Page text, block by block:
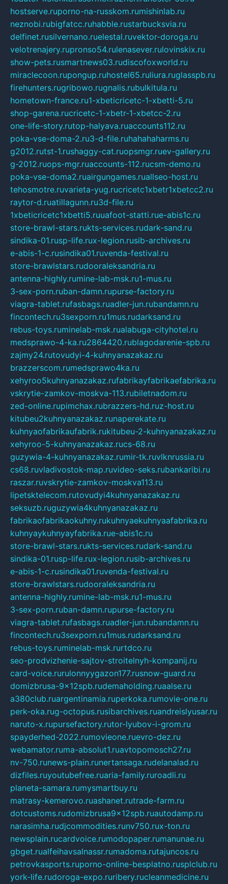
hostserve.ruporno-na-russkom.rumishinlab.ru
neznobi.rubigfatcc.ruhabble.rustarbucksvia.ru
delfinet.rusilvernano.ruelestal.ruvektor-doroga.ru
velotrenajery.rupronso54.rulenasever.rulovinskix.ru
show-pets.rusmartnews03.rudiscofoxworld.ru
miraclecoon.rupongup.ruhostel65.ruliura.ruglasspb.ru
firehunters.rugribowo.rugnalis.rubulkitula.ru
hometown-france.ru1-xbeticricetc-1-xbetti-5.ru
shop-garena.rucricetc-1-xbetr-1-xbetcc-2.ru
one-life-story.rutop-halyava.ruaccounts112.ru
poka-vse-doma-2.ru3-d-file.ruhahahaharms.ru
g2012.rutst-1.rushaggy-cat.ruopsmgr.ruev-gallery.ru
g-2012.ruops-mgr.ruaccounts-112.rucsm-demo.ru
poka-vse-doma2.ruairgungames.ruallseo-host.ru
tehosmotre.ruvarieta-yug.rucricetc1xbetr1xbetcc2.ru
raytor-d.ruatillagunn.ru3d-file.ru
1xbeticricetc1xbetti5.ruuafoot-statti.rue-abis1c.ru
store-brawl-stars.rukts-services.rudark-sand.ru
sindika-01.rusp-life.rux-legion.rusib-archives.ru
e-abis-1-c.rusindika01.ruvenda-festival.ru
store-brawlstars.rudooraleksandria.ru
antenna-highly.rumine-lab-msk.ru1-mus.ru
3-sex-porn.ruban-damn.rupurse-factory.ru
viagra-tablet.rufasbags.ruadler-jun.rubandamn.ru
fincontech.ru3sexporn.ru1mus.rudarksand.ru
rebus-toys.ruminelab-msk.rualabuga-cityhotel.ru
medsprawo-4-ka.ru2864420.rublagodarenie-spb.ru
zajmy24.rutovudyi-4-kuhnyanazakaz.ru
brazzerscom.rumedsprawo4ka.ru
xehyroo5kuhnyanazakaz.rufabrikayfabrikaefabrika.ru
vskrytie-zamkov-moskva-113.rubiletnadom.ru
zed-online.rupimchax.rubrazzers-hd.ruz-host.ru
kitubeu2kuhnyanazakaz.runaperekate.ru
kuhnyaofabrikaufabrik.rukitubeu-2-kuhnyanazakaz.ru
xehyroo-5-kuhnyanazakaz.rucs-68.ru
guzywia-4-kuhnyanazakaz.rumir-tk.ruvlknrussia.ru
cs68.ruvladivostok-map.ruvideo-seks.rubankaribi.ru
raszar.ruvskrytie-zamkov-moskva113.ru
lipetsktelecom.rutovudyi4kuhnyanazakaz.ru
seksuzb.ruguzywia4kuhnyanazakaz.ru
fabrikaofabrikaokuhny.rukuhnyaekuhnyaafabrika.ru
kuhnyaykuhnyayfabrika.rue-abis1c.ru
store-brawl-stars.rukts-services.rudark-sand.ru
sindika-01.rusp-life.rux-legion.rusib-archives.ru
e-abis-1-c.rusindika01.ruvenda-festival.ru
store-brawlstars.rudooraleksandria.ru
antenna-highly.rumine-lab-msk.ru1-mus.ru
3-sex-porn.ruban-damn.rupurse-factory.ru
viagra-tablet.rufasbags.ruadler-jun.rubandamn.ru
fincontech.ru3sexporn.ru1mus.rudarksand.ru
rebus-toys.ruminelab-msk.rurtdco.ru
seo-prodvizhenie-sajtov-stroitelnyh-kompanij.ru
card-voice.rurulonnyygazon177.rusnow-guard.ru
domizbrusa-9x12spb.rudemaholding.ruaalse.ru
a380club.ruargentinamia.ruperkoka.rumovie-one.ru
perk-oka.rug-octopus.rusibarchives.ruandreislyusar.ru
naruto-x.rupursefactory.rutor-lyubov-i-grom.ru
spayderhed-2022.rumovieone.ruevro-dez.ru
webamator.ruma-absolut1.ruavtopomosch27.ru
nv-750.runews-plain.runertansaga.rudelanalad.ru
dizfiles.ruyoutubefree.ruaria-family.ruroadli.ru
planeta-samara.rumysmartbuy.ru
matrasy-kemerovo.ruashanet.rutrade-farm.ru
dotcustoms.rudomizbrusa9x12spb.ruautodamp.ru
narasimha.rudjcommodities.runv750.rux-ton.ru
newsplain.rucardvoice.rumodopaper.rumanunae.ru
gbget.rualfeihavsalnassr.rumadoma.rutajuncos.ru
petrovkasports.ruporno-online-besplatno.rusplclub.ru
york-life.rudoroga-expo.ruribery.rucleanmedicine.ru